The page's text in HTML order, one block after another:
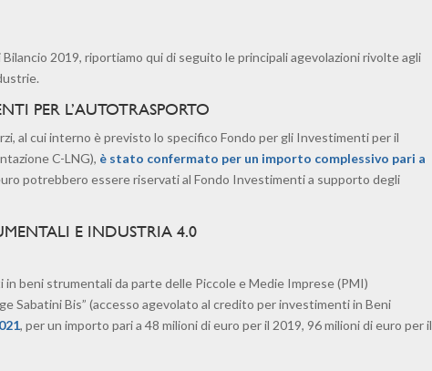
2019, riportiamo qui di seguito le principali agevolazioni rivolte agli
PER L’AUTOTRASPORTO
al cui interno è previsto lo specifico Fondo per gli Investimenti per il
C-LNG), è stato confermato per un importo complessivo pari a
potrebbero essere riservati al Fondo Investimenti a supporto degli
E INDUSTRIA 4.0
beni strumentali da parte delle Piccole e Medie Imprese (PMI)
Sabatini Bis” (accesso agevolato al credito per investimenti in Beni
, per un importo pari a 48 milioni di euro per il 2019, 96 milioni di euro per il